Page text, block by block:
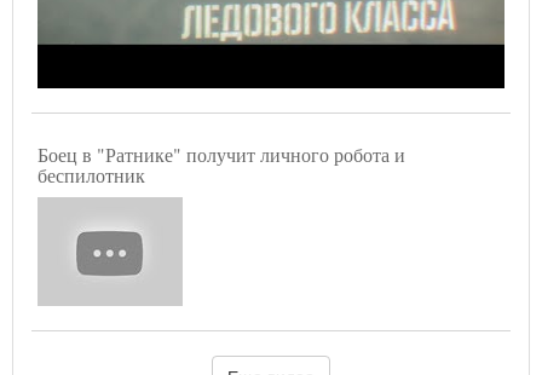
Боец в "Ратнике" получит личного робота и
беспилотник